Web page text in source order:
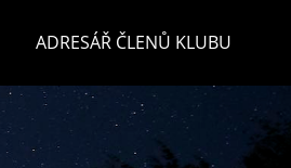
ADRESÁŘ ČLENŮ KLUBU